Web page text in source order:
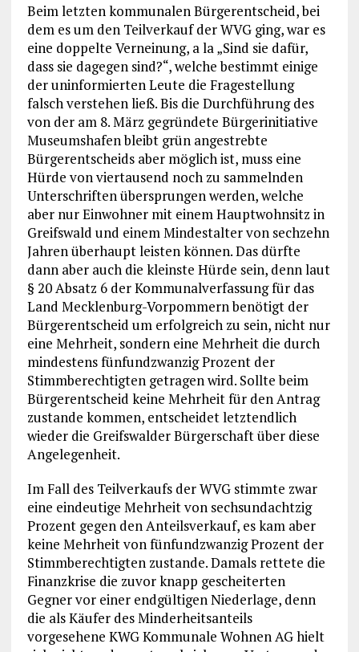
Beim letzten kommunalen Bürgerentscheid, bei
dem es um den Teilverkauf der WVG ging, war es
eine doppelte Verneinung, a la „Sind sie dafür,
dass sie dagegen sind?“, welche bestimmt einige
der uninformierten Leute die Fragestellung
falsch verstehen ließ. Bis die Durchführung des
von der am 8. März gegründete Bürgerinitiative
Museumshafen bleibt grün angestrebte
Bürgerentscheids aber möglich ist, muss eine
Hürde von viertausend noch zu sammelnden
Unterschriften übersprungen werden, welche
aber nur Einwohner mit einem Hauptwohnsitz in
Greifswald und einem Mindestalter von sechzehn
Jahren überhaupt leisten können. Das dürfte
dann aber auch die kleinste Hürde sein, denn laut
§ 20 Absatz 6 der Kommunalverfassung für das
Land Mecklenburg-Vorpommern benötigt der
Bürgerentscheid um erfolgreich zu sein, nicht nur
eine Mehrheit, sondern eine Mehrheit die durch
mindestens fünfundzwanzig Prozent der
Stimmberechtigten getragen wird. Sollte beim
Bürgerentscheid keine Mehrheit für den Antrag
zustande kommen, entscheidet letztendlich
wieder die Greifswalder Bürgerschaft über diese
Angelegenheit.
Im Fall des Teilverkaufs der WVG stimmte zwar
eine eindeutige Mehrheit von sechsundachtzig
Prozent gegen den Anteilsverkauf, es kam aber
keine Mehrheit von fünfundzwanzig Prozent der
Stimmberechtigten zustande. Damals rettete die
Finanzkrise die zuvor knapp gescheiterten
Gegner vor einer endgültigen Niederlage, denn
die als Käufer des Minderheitsanteils
vorgesehene KWG Kommunale Wohnen AG hielt